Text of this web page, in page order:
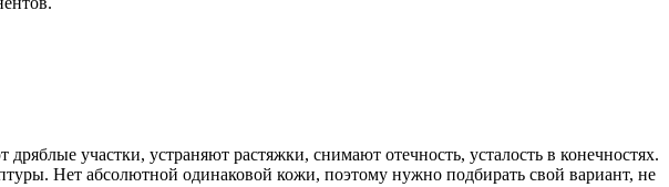
участки, устраняют растяжки, снимают отечность, усталость в конечностях.
Нет абсолютной одинаковой кожи, поэтому нужно подбирать свой вариант, не